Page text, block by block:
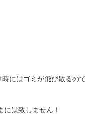
にはゴミが飛び散るの
は致しません！